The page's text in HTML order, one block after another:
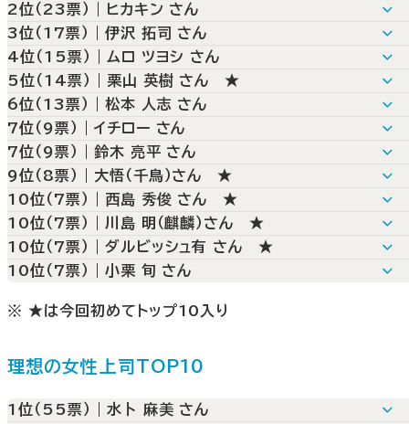
人格者だと思うから
熱心かつ丁寧に教えてくれそうだから
期待に応える成果を出しそう、憧れの存在として同
職場にいて欲しい
個人の能力もさることながら、チームに存在するだけ
で周りへの影響を与える
人を引っ張り纏めるカリスマ性がある
2位（23票）｜ヒカキン さん
プロ意識が高く憧れの上司となりそうだから
誰に対しても優しいから
仕事にこだわりを持って取り組んでいるから
優しいイメージがあるから
3位（17票）｜伊沢 拓司 さん
仕事の内容を論理的に説明してくれそうだから
自ら新しいことにチャレンジしている
知識の豊富さから努力家だと思うため、それを見習
て自身もともに頑張れると思うから
働く上での連絡事項や指摘を分かりやすく伝えてく
れそうだから
4位（15票）｜ムロ ツヨシ さん
優しく指導してくれそう
部下の面倒見が良さそう
雰囲気は和やかだが、ダメなことはダメだと教えて
れそう
辛いことがあっても笑ってやり過ごせる
5位（14票）｜栗山 英樹 さん ★
Ｚ世代を部下に持つのに適応している
１人１人を尊重して、丁重に接してくれそう
メンバーの個性に合わせて力を引き出してくれそう
だから
部下を信じてくれそう。成長のための方法を一緒に
考えてくれそう
6位（13票）｜松本 人志 さん
メリハリがしっかりとしてそう
部下思いな感じがするから
ユーモアと実力を兼ね備えているから
ミスをしたらしっかり指導してくれそうで、プライベ
トでは優しそう
7位（9票）｜イチロー さん
プロ意識など教えてくれそう
行動で示してくれそうだから
誰にでも平等に接してくれそうだからです
基本は自助努力を促し、重要な局面ではしっかりと
いてくれそうだから
7位（9票）｜鈴木 亮平 さん
優しそうだから
家庭と仕事を掛け持つ優しいイメージ
頼りになる、話しやすそう、相談にのってくれそう、
しく指導してくれそう
しっかりとサポートしてくれそうだから
9位（8票）｜大悟（千鳥）さん ★
プライベートまで仲良くしてくれそう
多くのことについて、経験豊富
日常生活におけることも相談でき、かつ尊敬できそ
だから
10位（7票）｜西島 秀俊 さん ★
厳しさもありつつ、面倒見が良さそうだから
同じ立場に立って指導してくれそうだから
俳優業からモデルまで幅広く活躍されているから、
様々な知識があると思ったから
10位（7票）｜川島 明（麒麟）さん ★
厳しく叱ってくれそうだし、でもフォローもしてくれ
頼れる
10位（7票）｜ダルビッシュ有 さん ★
感心したから
習し、成長する姿を見せてくれそうだから
10位（7票）｜小栗 旬 さん
俳優として色んなチャレンジをしているから
※ ★は今回初めてトップ10入り
理想の女性上司TOP10
1位（55票）｜水卜 麻美 さん